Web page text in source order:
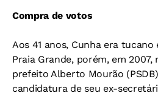
Compra de votos
Aos 41 anos, Cunha era
Praia Grande, porém, em
prefeito Alberto Mourão
candidatura de seu ex-